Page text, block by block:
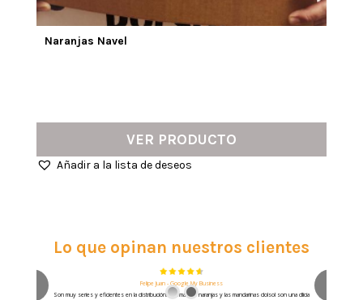
Naranjas Navel
VER PRODUCTO
Añadir a la lista de deseos
Lo que opinan nuestros clientes
Felipe Juan - Google My Business
Son muy series y eficientes en la distribución. Además las naranjas y las mandarinas dolsol son una dlicia